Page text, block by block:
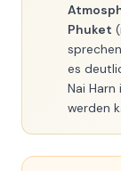
Phuket
es
Nai
werden